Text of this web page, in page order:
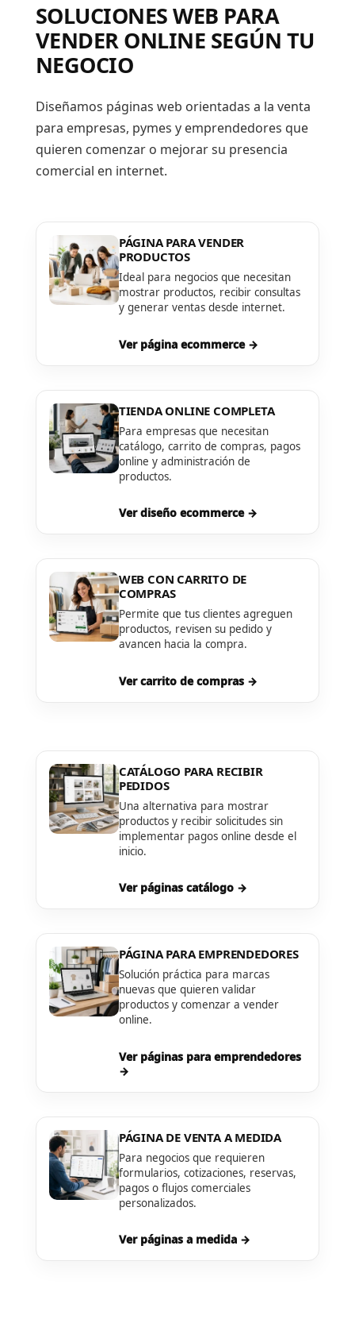
SOLUCIONES WEB PARA
VENDER ONLINE SEGÚN TU
NEGOCIO
Diseñamos páginas web orientadas a la venta
para empresas, pymes y emprendedores que
quieren comenzar o mejorar su presencia
comercial en internet.
PÁGINA PARA VENDER
PRODUCTOS
Ideal para negocios que necesitan
mostrar productos, recibir consultas
y generar ventas desde internet.
Ver página ecommerce →
TIENDA ONLINE COMPLETA
Para empresas que necesitan
catálogo, carrito de compras, pagos
online y administración de
productos.
Ver diseño ecommerce →
WEB CON CARRITO DE
COMPRAS
Permite que tus clientes agreguen
productos, revisen su pedido y
avancen hacia la compra.
Ver carrito de compras →
CATÁLOGO PARA RECIBIR
PEDIDOS
Una alternativa para mostrar
productos y recibir solicitudes sin
implementar pagos online desde el
inicio.
Ver páginas catálogo →
PÁGINA PARA EMPRENDEDORES
Solución práctica para marcas
nuevas que quieren validar
productos y comenzar a vender
online.
Ver páginas para emprendedores
→
PÁGINA DE VENTA A MEDIDA
Para negocios que requieren
formularios, cotizaciones, reservas,
pagos o flujos comerciales
personalizados.
Ver páginas a medida →